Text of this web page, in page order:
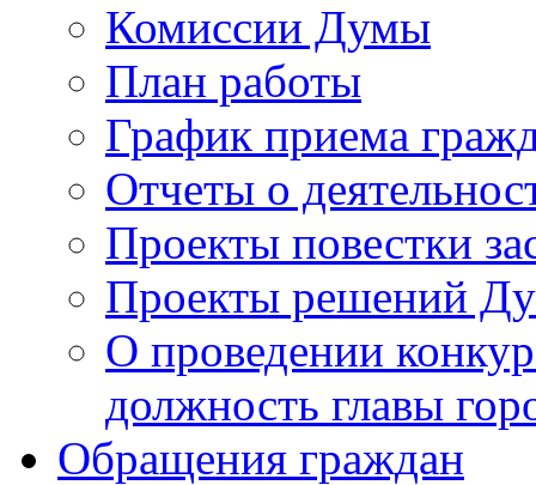
Комиссии Думы
План работы
График приема
Отчеты о
Проекты повестки
Проекты решений
О проведении
должность главы
Обращения граждан